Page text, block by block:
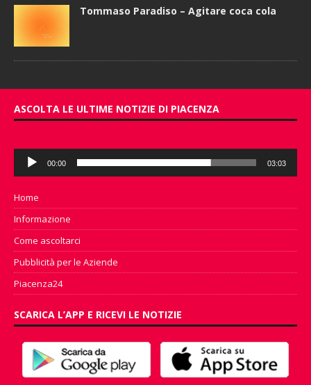
Tommaso Paradiso – Agitare coca cola
ASCOLTA LE ULTIME NOTIZIE DI PIACENZA
Audio
Player
00:00 03:03
Home
Informazione
Come ascoltarci
Pubblicità per le Aziende
Piacenza24
SCARICA L’APP E RICEVI LE NOTIZIE